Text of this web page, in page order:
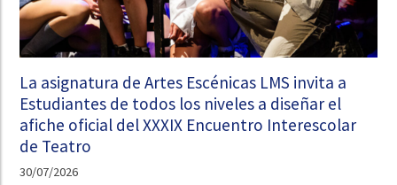
La asignatura de Artes Escénicas LMS invita a
Estudiantes de todos los niveles a diseñar el
afiche oficial del XXXIX Encuentro Interescolar
de Teatro
30/07/2026